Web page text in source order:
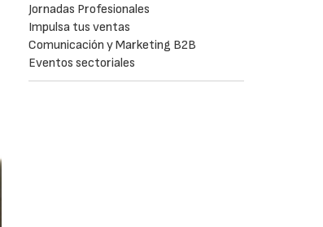
Jornadas Profesionales
Impulsa tus ventas
Comunicación y Marketing B2B
Eventos sectoriales